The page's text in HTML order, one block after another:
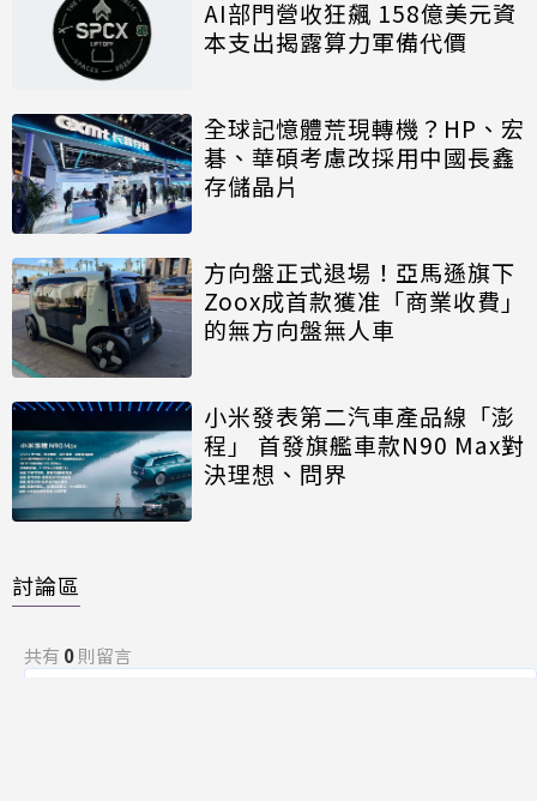
AI部門營收狂飆 158億美元資
本支出揭露算力軍備代價
全球記憶體荒現轉機？HP、宏
碁、華碩考慮改採用中國長鑫
存儲晶片
方向盤正式退場！亞馬遜旗下
Zoox成首款獲准「商業收費」
的無方向盤無人車
小米發表第二汽車產品線「澎
程」 首發旗艦車款N90 Max對
決理想、問界
討論區
共有 0則留言